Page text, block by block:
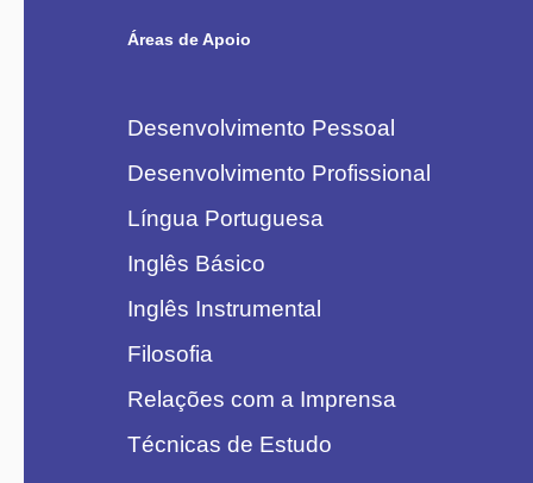
Áreas de Apoio
Desenvolvimento Pessoal
Desenvolvimento Profissional
Língua Portuguesa
Inglês Básico
Inglês Instrumental
Filosofia
Relações com a Imprensa
Técnicas de Estudo